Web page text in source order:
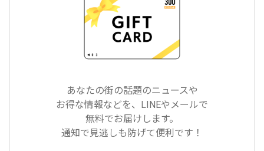
あなたの街の話題のニュースや
お得な情報などを、LINEやメールで
無料でお届けします。
通知で見逃しも防げて便利です！